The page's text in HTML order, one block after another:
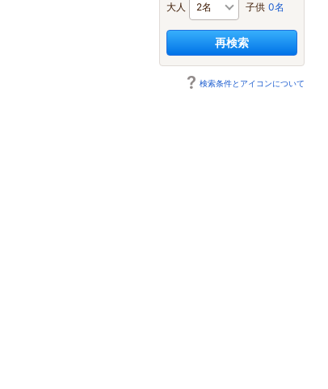
大人 子供 0名
再検索
検索条件とアイコンについて